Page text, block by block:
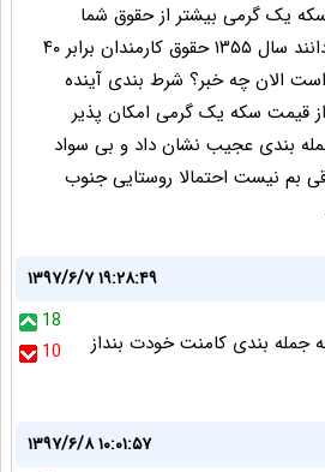
یک گرمی بیشتر از حقوق شما
خواهد شد. شما می دانند سال ۱۳۵۵ حقوق کارمندان برابر ۴۰
است الان چه خبر؟ شرط بندی آینده
قیمت سکه یک گرمی امکان پذیر
هی آقای ۴۷ جمله بندی عجیب نشان داد و بی سواد
بم نیست احتمالا روستایی جنوب
۱۳۹۷/۶/۷ ۱۹:۲۸:۴۹
18
10
جمله بندی کامنت خودت بنداز
۱۳۹۷/۶/۸ ۱۰:۰۱:۵۷